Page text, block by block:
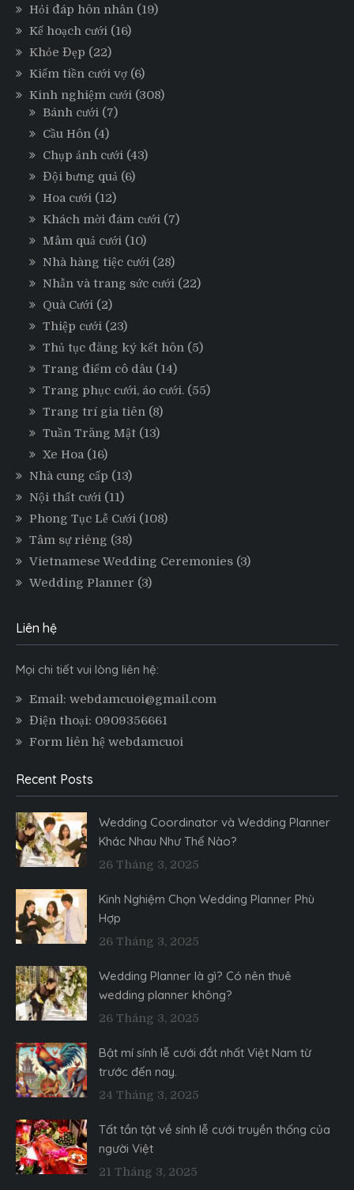
Hỏi đáp hôn nhân (19)
Kế hoạch cưới (16)
Khỏe Đẹp (22)
Kiếm tiền cưới vợ (6)
Kinh nghiệm cưới (308)
Bánh cưới (7)
Cầu Hôn (4)
Chụp ảnh cưới (43)
Đội bưng quả (6)
Hoa cưới (12)
Khách mời đám cưới (7)
Mâm quả cưới (10)
Nhà hàng tiệc cưới (28)
Nhẫn và trang sức cưới (22)
Quà Cưới (2)
Thiệp cưới (23)
Thủ tục đăng ký kết hôn (5)
Trang điểm cô dâu (14)
Trang phục cưới, áo cưới. (55)
Trang trí gia tiên (8)
Tuần Trăng Mật (13)
Xe Hoa (16)
Nhà cung cấp (13)
Nội thất cưới (11)
Phong Tục Lễ Cưới (108)
Tâm sự riêng (38)
Vietnamese Wedding Ceremonies (3)
Wedding Planner (3)
Liên hệ
Mọi chi tiết vui lòng liên hệ:
Email: webdamcuoi@gmail.com
Điện thoại: 0909356661
Form liên hệ webdamcuoi
Recent Posts
Wedding Coordinator và Wedding Planner
Khác Nhau Như Thế Nào?
26 Tháng 3, 2025
Kinh Nghiệm Chọn Wedding Planner Phù
Hợp
26 Tháng 3, 2025
Wedding Planner là gì? Có nên thuê
wedding planner không?
26 Tháng 3, 2025
Bật mí sính lễ cưới đắt nhất Việt Nam từ
trước đến nay.
24 Tháng 3, 2025
Tất tần tật về sính lễ cưới truyền thống của
người Việt
21 Tháng 3, 2025